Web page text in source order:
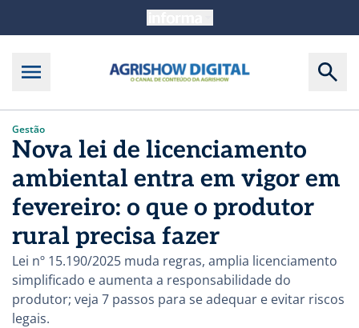
Gestão
Nova lei de licenciamento
ambiental entra em vigor em
fevereiro: o que o produtor
rural precisa fazer
Lei nº 15.190/2025 muda regras, amplia licenciamento
simplificado e aumenta a responsabilidade do
produtor; veja 7 passos para se adequar e evitar riscos
legais.